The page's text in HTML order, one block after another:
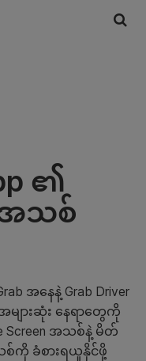
၏
အသစ်
အနေနဲ့ Grab Driver
များဆုံး နေရာတွေကို
အသစ်နဲ့ မိတ်
စ်ကို ခံစားရယူနိုင်ဖို့